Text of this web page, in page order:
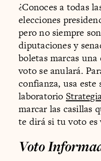
¿Conoces a todas
elecciones
pero no siempre
diputaciones y
boletas marcas
voto se anulará.
confianza, usa
laboratorio
marcar las casillas
te dirá si tu voto es
Voto